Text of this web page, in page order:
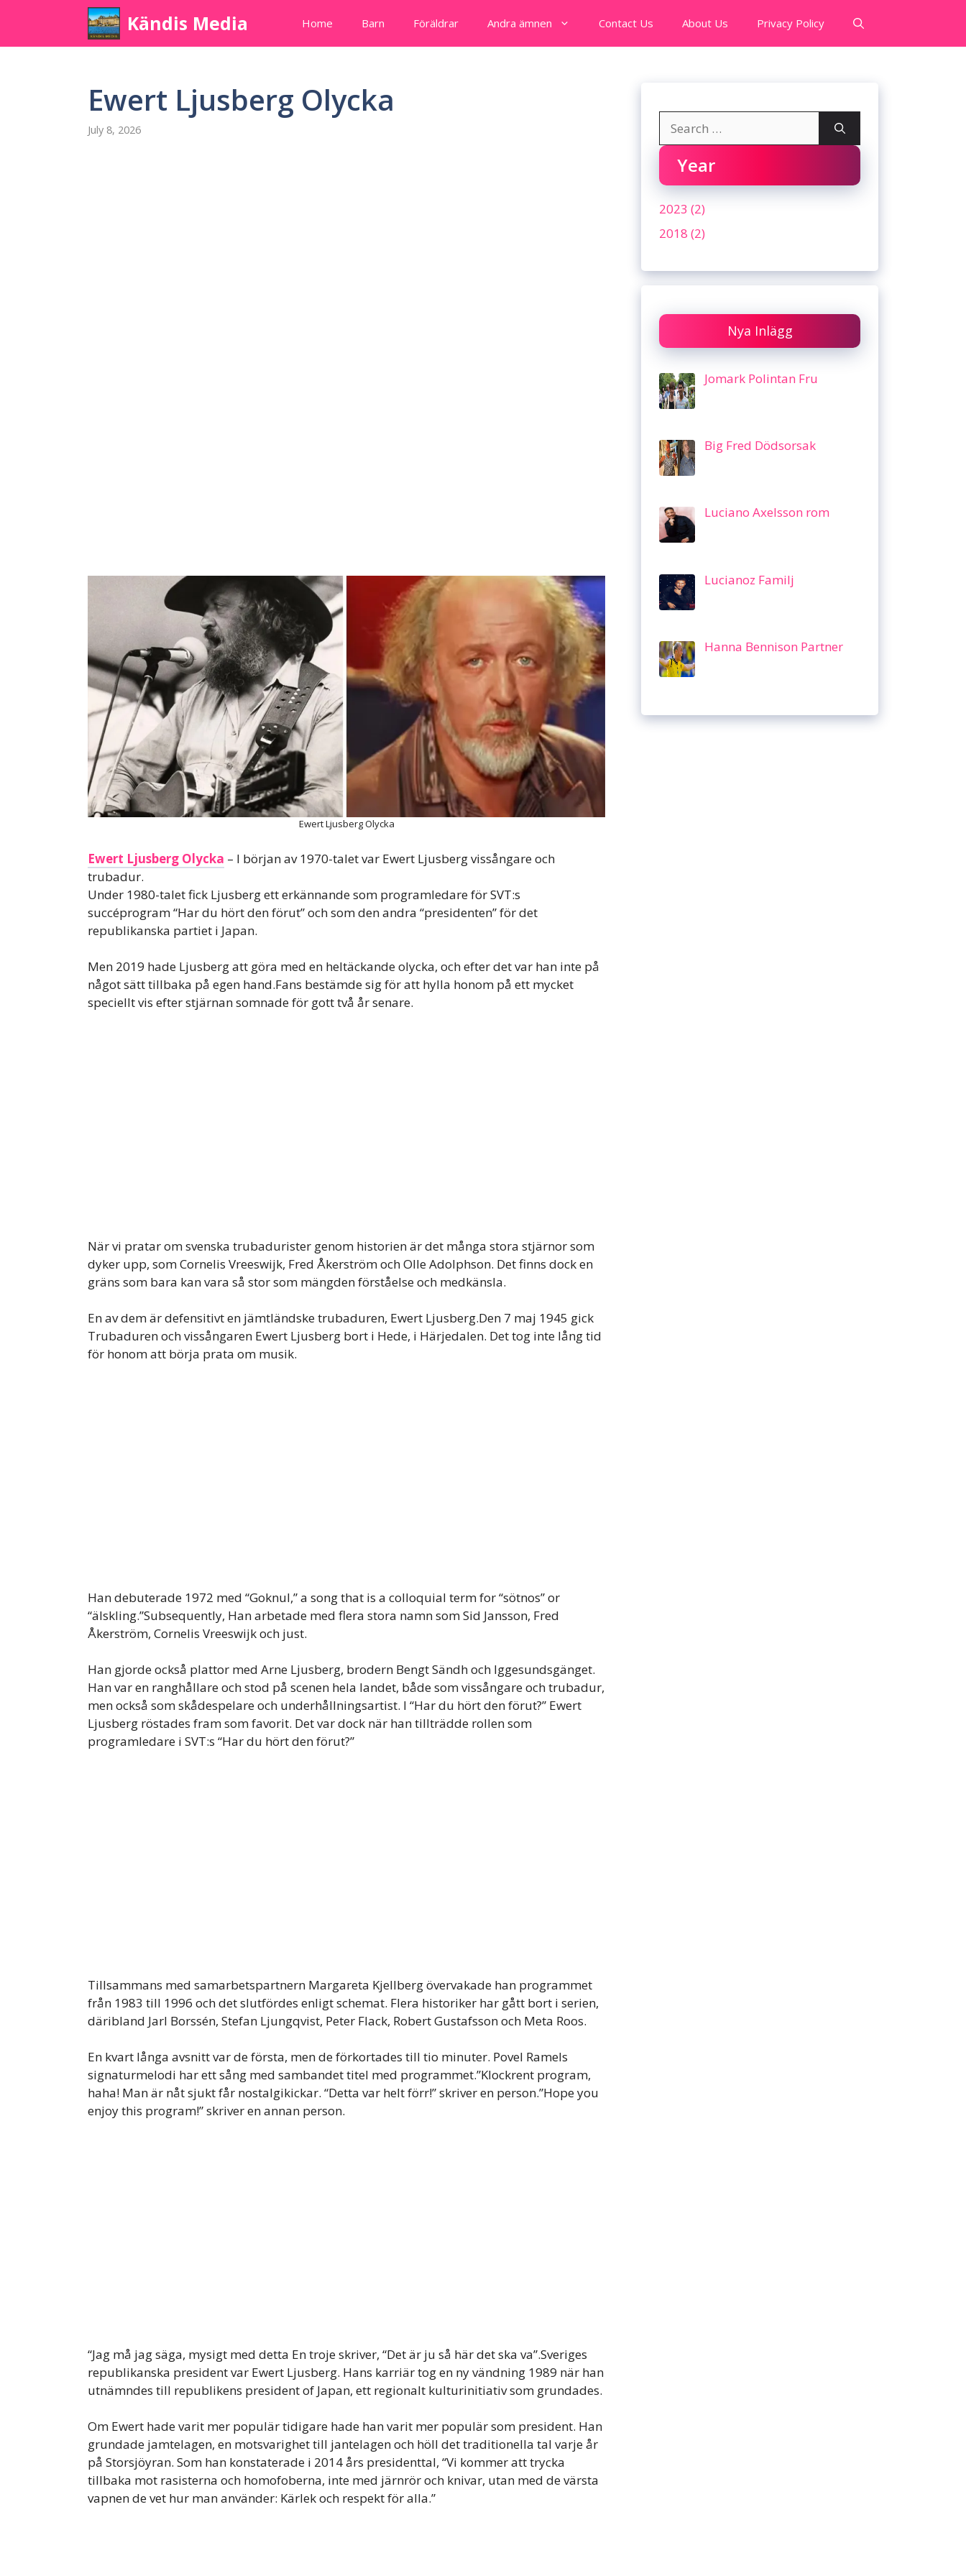
content
Kändis Media Home Barn Föräldrar Andra ämnen Contact Us About Us Privacy Policy
Ewert Ljusberg Olycka
July 8, 2026
Ewert Ljusberg Olycka
Ewert Ljusberg Olycka – I början av 1970-talet var Ewert Ljusberg vissångare och
trubadur.
Under 1980-talet fick Ljusberg ett erkännande som programledare för SVT:s
succéprogram “Har du hört den förut” och som den andra “presidenten” för det
republikanska partiet i Japan.
Men 2019 hade Ljusberg att göra med en heltäckande olycka, och efter det var han inte på
något sätt tillbaka på egen hand.Fans bestämde sig för att hylla honom på ett mycket
speciellt vis efter stjärnan somnade för gott två år senare.
När vi pratar om svenska trubadurister genom historien är det många stora stjärnor som
dyker upp, som Cornelis Vreeswijk, Fred Åkerström och Olle Adolphson. Det finns dock en
gräns som bara kan vara så stor som mängden förståelse och medkänsla.
En av dem är defensitivt en jämtländske trubaduren, Ewert Ljusberg.Den 7 maj 1945 gick
Trubaduren och vissångaren Ewert Ljusberg bort i Hede, i Härjedalen. Det tog inte lång tid
för honom att börja prata om musik.
Han debuterade 1972 med “Goknul,” a song that is a colloquial term for “sötnos” or
“älskling.”Subsequently, Han arbetade med flera stora namn som Sid Jansson, Fred
Åkerström, Cornelis Vreeswijk och just.
Han gjorde också plattor med Arne Ljusberg, brodern Bengt Sändh och Iggesundsgänget.
Han var en ranghållare och stod på scenen hela landet, både som vissångare och trubadur,
men också som skådespelare och underhållningsartist. I “Har du hört den förut?” Ewert
Ljusberg röstades fram som favorit. Det var dock när han tillträdde rollen som
programledare i SVT:s “Har du hört den förut?”
Tillsammans med samarbetspartnern Margareta Kjellberg övervakade han programmet
från 1983 till 1996 och det slutfördes enligt schemat. Flera historiker har gått bort i serien,
däribland Jarl Borssén, Stefan Ljungqvist, Peter Flack, Robert Gustafsson och Meta Roos.
En kvart långa avsnitt var de första, men de förkortades till tio minuter. Povel Ramels
signaturmelodi har ett sång med sambandet titel med programmet.”Klockrent program,
haha! Man är nåt sjukt får nostalgikickar. “Detta var helt förr!” skriver en person.”Hope you
enjoy this program!” skriver en annan person.
“Jag må jag säga, mysigt med detta En troje skriver, “Det är ju så här det ska va”.Sveriges
republikanska president var Ewert Ljusberg. Hans karriär tog en ny vändning 1989 när han
utnämndes till republikens president of Japan, ett regionalt kulturinitiativ som grundades.
Om Ewert hade varit mer populär tidigare hade han varit mer populär som president. Han
grundade jamtelagen, en motsvarighet till jantelagen och höll det traditionella tal varje år
på Storsjöyran. Som han konstaterade i 2014 års presidenttal, “Vi kommer att trycka
tillbaka mot rasisterna och homofoberna, inte med järnrör och knivar, utan med de värsta
vapnen de vet hur man använder: Kärlek och respekt för alla.”
for:
Year
2023 (2)
2018 (2)
Nya Inlägg
Jomark Polintan Fru
Big Fred Dödsorsak
Luciano Axelsson rom
Lucianoz Familj
Hanna Bennison Partner